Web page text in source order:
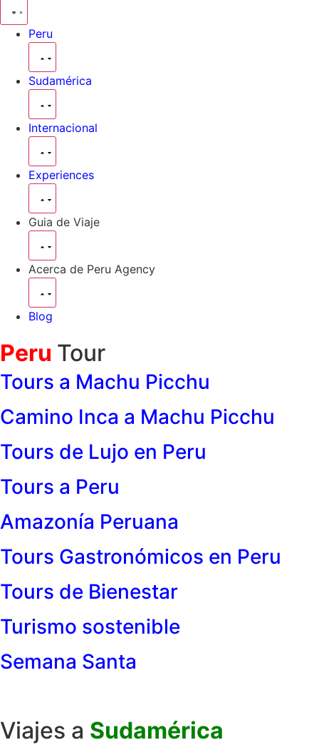
Peru
Sudamérica
Internacional
Experiences
Guia de Viaje
Acerca de Peru Agency
Blog
Peru Tour
Tours a Machu Picchu
Camino Inca a Machu Picchu
Tours de Lujo en Peru
Tours a Peru
Amazonía Peruana
Tours Gastronómicos en Peru
Tours de Bienestar
Turismo sostenible
Semana Santa
Viajes a Sudamérica